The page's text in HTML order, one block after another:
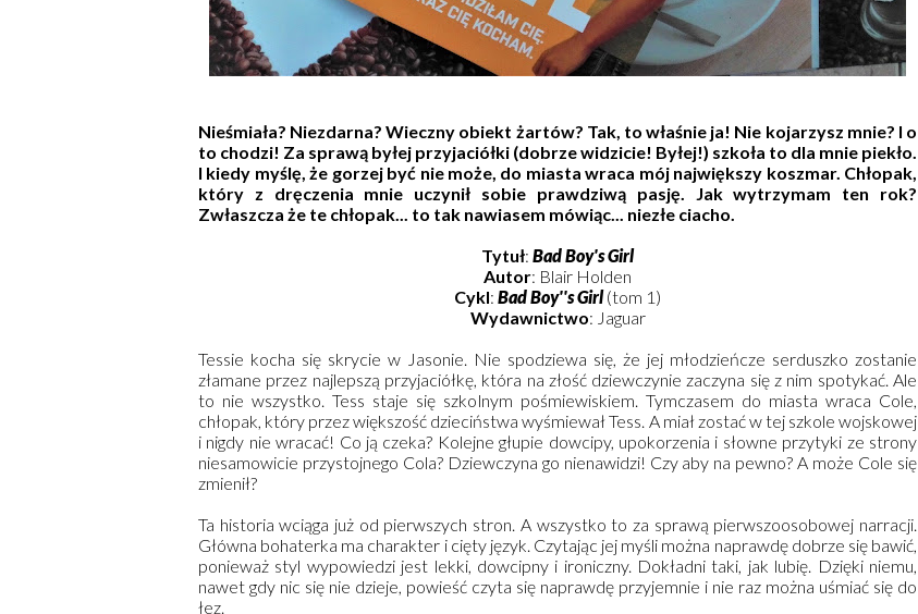
Nieśmiała? Niezdarna? Wieczny obiekt żartów? Tak, to właśnie ja! Nie kojarzysz mnie? I o
to chodzi! Za sprawą byłej przyjaciółki (dobrze widzicie! Byłej!) szkoła to dla mnie piekło.
I kiedy myślę, że gorzej być nie może, do miasta wraca mój największy koszmar. Chłopak,
który z dręczenia mnie uczynił sobie prawdziwą pasję. Jak wytrzymam ten rok?
Zwłaszcza że te chłopak... to tak nawiasem mówiąc... niezłe ciacho.
Tytuł: Bad Boy's Girl
Autor: Blair Holden
Cykl: Bad Boy''s Girl(tom 1)
Wydawnictwo: Jaguar
Tessie kocha się skrycie w Jasonie. Nie spodziewa się, że jej młodzieńcze serduszko zostanie
złamane przez najlepszą przyjaciółkę, która na złość dziewczynie zaczyna się z nim spotykać. Ale
to nie wszystko. Tess staje się szkolnym pośmiewiskiem. Tymczasem do miasta wraca Cole,
chłopak, który przez większość dzieciństwa wyśmiewał Tess. A miał zostać w tej szkole wojskowej
i nigdy nie wracać! Co ją czeka? Kolejne głupie dowcipy, upokorzenia i słowne przytyki ze strony
niesamowicie przystojnego Cola? Dziewczyna go nienawidzi! Czy aby na pewno? A może Cole się
zmienił?
Ta historia wciąga już od pierwszych stron. A wszystko to za sprawą pierwszoosobowej narracji.
Główna bohaterka ma charakter i cięty język. Czytając jej myśli można naprawdę dobrze się bawić,
ponieważ styl wypowiedzi jest lekki, dowcipny i ironiczny. Dokładni taki, jak lubię. Dzięki niemu,
nawet gdy nic się nie dzieje, powieść czyta się naprawdę przyjemnie i nie raz można uśmiać się do
łez.